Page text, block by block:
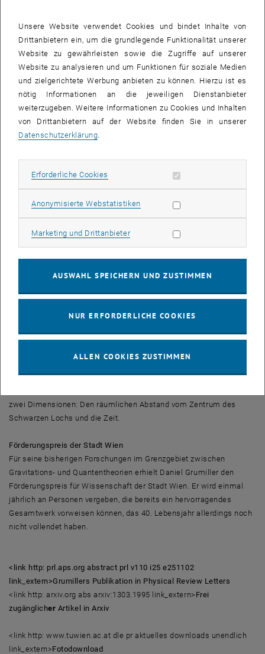
beschreiben, dann ergibt sich aus den Gleichungen plötzlich eine
zweidimensionale Stringtheorie – obwohl wir nirgendwo Strings in
unsere Rechnungen eingefügt haben“, erklärt Grumiller.
Dieser Zusammenhang erinnert die sogenannte „AdS-CFT-
Korrespondenz“: Diese 1997 aufgestellte Vermutung besagt, dass
sich ganz unterschiedliche Theorien (Quanten-Gravitationstheorien
und Quantenfeldtheorien) in bestimmten Grenzfällen aufeinander
abbilden lassen – vorausgesetzt man nimmt jeweils die passende
Querverbindungen zwischen scheinbar ganz unterschiedlichen
Bereichen der Physik gibt, ist bis heute nicht ganz verstanden.
Ein neuer Rechentrick für Schwarze Löcher
zweidimensionale Stringtheorie führt, ist für Daniel Grumiller ganz
können wir nun aufgrund dieses neuentdeckten Zusammenhangs
werden kann – etwa rund um ein nichtrotierendes Schwarzes Loch.
zwei Dimensionen: Den räumlichen Abstand vom Zentrum des
Schwarzen Lochs und die Zeit.
Förderungspreis der Stadt Wien
Für seine bisherigen Forschungen im Grenzgebiet zwischen
Gravitations- und Quantentheorien erhielt Daniel Grumiller den
Förderungspreis für Wissenschaft der Stadt Wien. Er wird einmal
jährlich an Personen vergeben, die bereits ein hervorragendes
Gesamtwerk vorweisen können, das 40. Lebensjahr allerdings noch
nicht vollendet haben.
<link http: prl.aps.org abstract prl v110 i25 e251102
link_extern>Grumillers Publikation in Physical Review Letters
<link http: arxiv.org abs arxiv:1303.1995 link_extern> Frei
zugänglicher Artikel in Arxiv
<link http: www.tuwien.ac.at dle pr aktuelles downloads unendlich
link_extern>Fotodownload
Unsere Website verwendet Cookies und bindet Inhalte von
Drittanbietern ein, um die grundlegende Funktionalität unserer
Website zu gewährleisten sowie die Zugriffe auf unserer
Website zu analysieren und um Funktionen für soziale Medien
und zielgerichtete Werbung anbieten zu können. Hierzu ist es
nötig Informationen an die jeweiligen Dienstanbieter
weiterzugeben. Weitere Informationen zu Cookies und Inhalten
von Drittanbietern auf der Website finden Sie in unserer
Datenschutzerklärung.
Erforderliche Cookies Erforderliche Cookies zulassen
Anonymisierte WebstatistikenStatistik Cookies zulassen
Marketing und DrittanbieterMarketing Cookies zulassen
AUSWAHL SPEICHERN UND ZUSTIMMEN
NUR ERFORDERLICHE COOKIES
ALLEN COOKIES ZUSTIMMEN